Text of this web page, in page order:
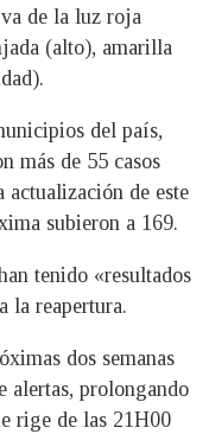
de la luz roja
(alto), amarilla
del país,
más de 55 casos
actualización de este
subieron a 169.
tenido «resultados
la reapertura.
dos semanas
alertas, prolongando
rige de las 21H00